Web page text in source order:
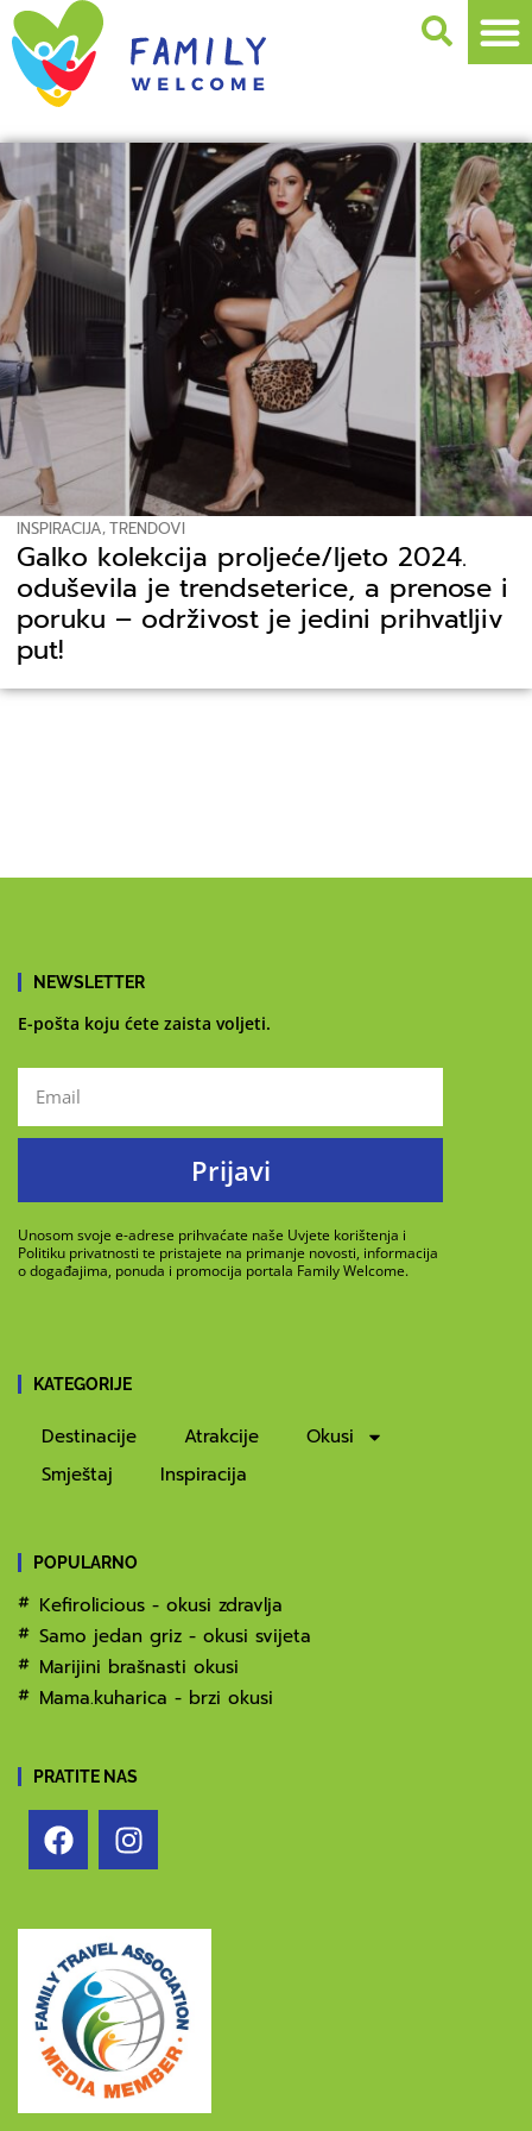
INSPIRACIJA,TRENDOVI
Galko kolekcija proljeće/ljeto 2024.
oduševila je trendseterice, a prenose i
poruku – održivost je jedini prihvatljiv
put!
NEWSLETTER
E-pošta koju ćete zaista voljeti.
Prijavi
Unosom svoje e-adrese prihvaćate naše Uvjete korištenja i
Politiku privatnosti te pristajete na primanje novosti, informacija
o događajima, ponuda i promocija portala Family Welcome.
KATEGORIJE
Destinacije Atrakcije
Okusi
Smještaj
Inspiracija
POPULARNO
Kefirolicious - okusi zdravlja
Samo jedan griz - okusi svijeta
Marijini brašnasti okusi
Mama.kuharica - brzi okusi
PRATITE NAS